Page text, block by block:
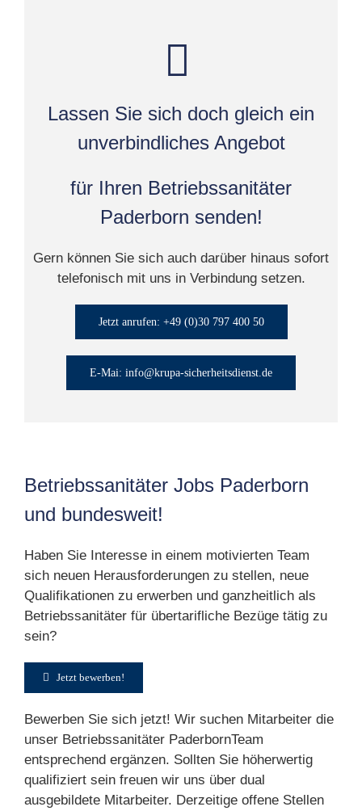
Lassen Sie sich doch gleich ein
unverbindliches Angebot
für Ihren Betriebssanitäter
Paderborn senden!
Gern können Sie sich auch darüber hinaus sofort
telefonisch mit uns in Verbindung setzen.
Jetzt anrufen: +49 (0)30 797 400 50
E-Mai: info@krupa-sicherheitsdienst.de
Betriebssanitäter Jobs Paderborn
und bundesweit!
Haben Sie Interesse in einem motivierten Team
sich neuen Herausforderungen zu stellen, neue
Qualifikationen zu erwerben und ganzheitlich als
Betriebssanitäter für übertarifliche Bezüge tätig zu
sein?
Jetzt bewerben!
Bewerben Sie sich jetzt! Wir suchen Mitarbeiter die
unser Betriebssanitäter PaderbornTeam
entsprechend ergänzen. Sollten Sie höherwertig
qualifiziert sein freuen wir uns über dual
ausgebildete Mitarbeiter. Derzeitige offene Stellen